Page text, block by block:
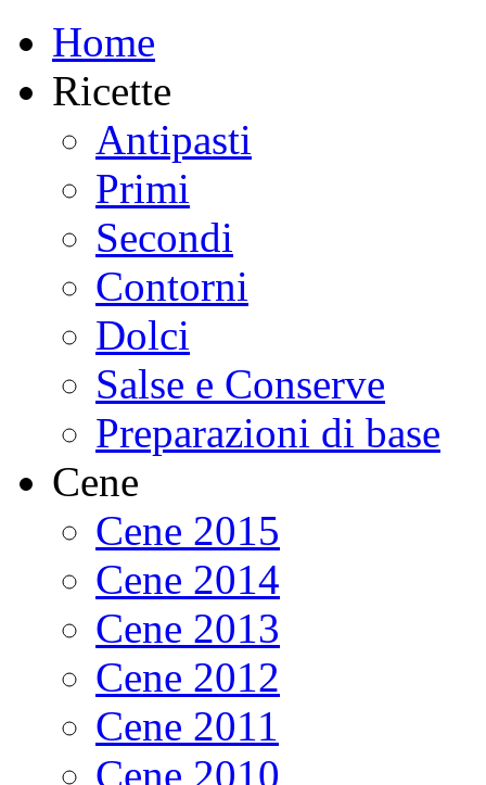
Home
Ricette
Antipasti
Primi
Secondi
Contorni
Dolci
Salse e Conserve
Preparazioni di base
Cene
Cene 2015
Cene 2014
Cene 2013
Cene 2012
Cene 2011
Cene 2010